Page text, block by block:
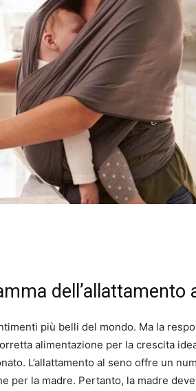
dell’allattamento
più belli del mondo. Ma la
alimentazione per la crescita
L’allattamento al seno offre un
per la madre. Pertanto, la madre